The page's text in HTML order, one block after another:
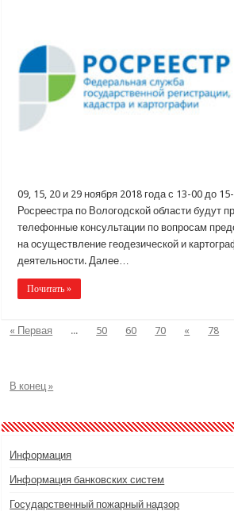
09, 15, 20 и 29 ноября 2018 года с 13-00 до
Росреестра по Вологодской области будут
телефонные консультации по вопросам
на осуществление геодезической и
деятельности. Далее…
Почитать »
« Первая ... 50 60 70 « 78
В конец »
Информация
Информация банковских систем
Государственный пожарный надзор